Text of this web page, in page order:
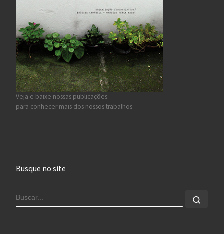
Veja e baixe nossas publicações
para conhecer mais dos nossos trabalhos
Busque no site
BUSCAR